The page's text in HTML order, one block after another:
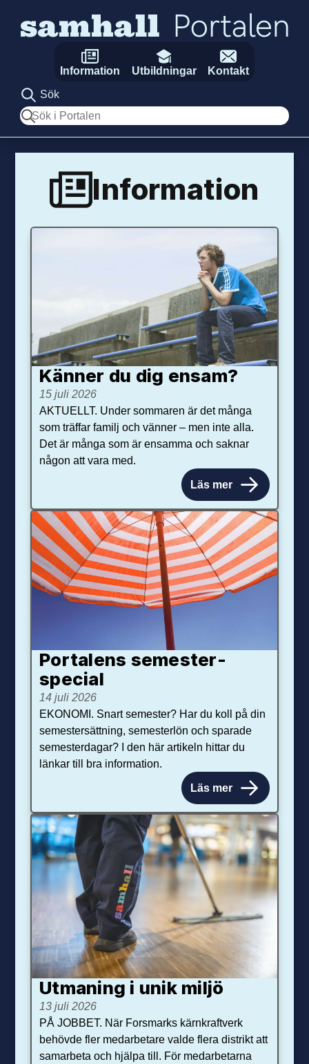
Information Utbildningar
Kontakt
Sök
Sök
Information
Känner du dig ensam?
15 juli 2026
AKTUELLT. Under sommaren är det många
som träffar familj och vänner – men inte alla.
Det är många som är ensamma och saknar
någon att vara med.
Läs mer
Portalens semester­
special
14 juli 2026
EKONOMI. Snart semester? Har du koll på din
semestersättning, semesterlön och sparade
semesterdagar? I den här artikeln hittar du
länkar till bra information.
Läs mer
Utmaning i unik miljö
13 juli 2026
PÅ JOBBET. När Forsmarks kärnkraftverk
behövde fler medarbetare valde flera distrikt att
samarbeta och hjälpa till. För medarbetarna